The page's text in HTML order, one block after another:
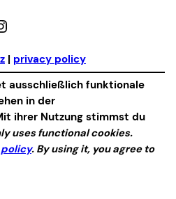
| privacy policy
ausschließlich funktionale
in der
ihrer Nutzung stimmst du
uses functional cookies.
. By using it, you agree to